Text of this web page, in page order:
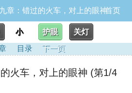
章：错过的火车，对上的眼神首页
小 护眼
关灯
目录 下一页
车，对上的眼神 (第1/4